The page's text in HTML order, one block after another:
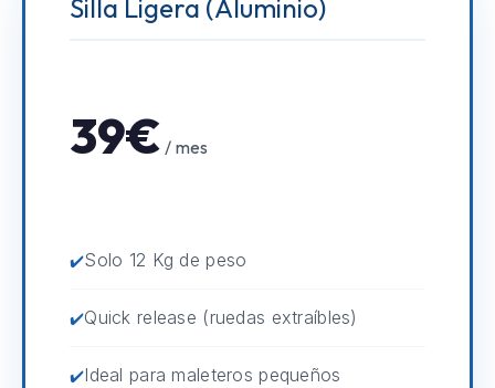
Silla Ligera (Aluminio)
39€ / mes
Solo 12 Kg de peso
Quick release (ruedas extraíbles)
Ideal para maleteros pequeños